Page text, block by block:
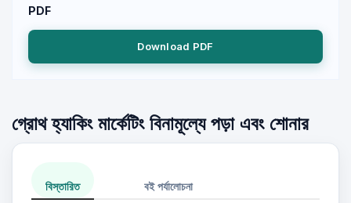
PDF
Download PDF
গ্রোথ হ্যাকিং মার্কেটিং বিনামূল্যে পড়া এবং শোনার
বিস্তারিত বই পর্যালোচনা